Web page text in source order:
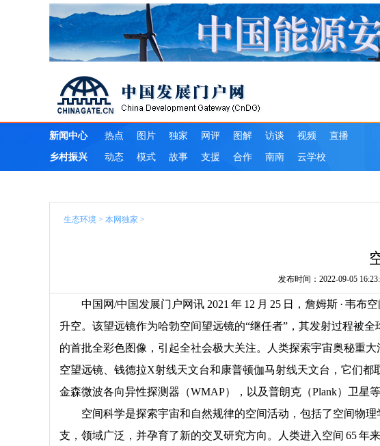
生态环境 > 本网独家 >
发布时间：2022-09-05
中国网/中国发展门户网讯 2021 年 12 月 25 日，詹姆斯 · 韦
升空。该望远镜作为哈勃空间望远镜的“继任者”，其发射过程被
的首批全彩色图像，引起全社会极大关注。人类探索宇宙奥秘重
空望远镜、钱德拉X射线天文台和康普顿伽马射线天文台，它们
金森微波各向异性探测器（WMAP），以及普朗克（Plank）卫星
空间科学是探索宇宙和自然规律的空间活动，包括了空间物
支，领域广泛，并孕育了新的交叉研究方向。人类进入空间 65